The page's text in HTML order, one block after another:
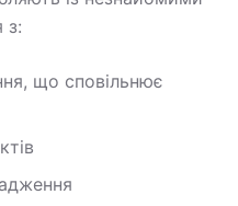
з:
що сповільнює